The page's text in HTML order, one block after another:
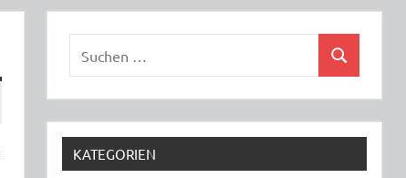
nach:
Suchen
KATEGORIEN